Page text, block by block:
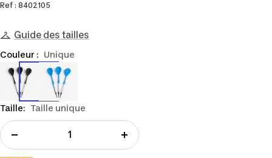
Ref : 8402105
Guide des tailles
84021058402106
Taille: Taille unique
Couleur : Unique
Augmenter